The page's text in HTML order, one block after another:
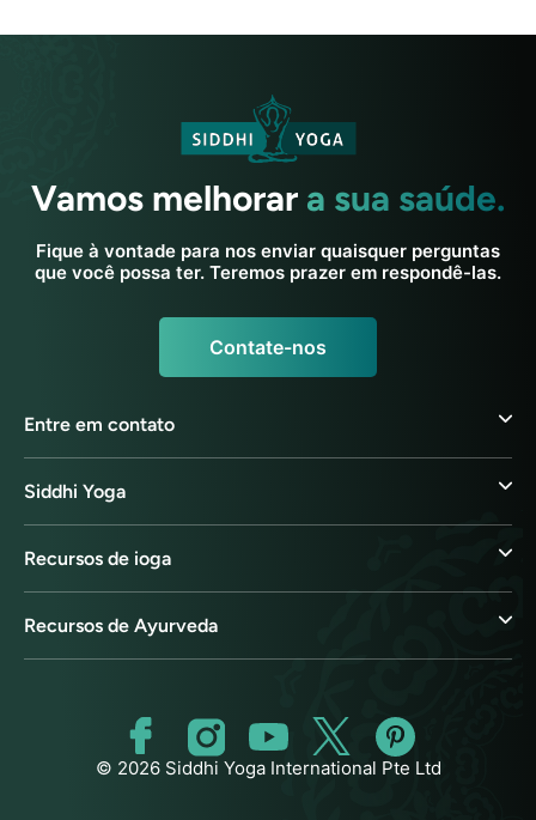
Vamos melhorar a sua saúde.
Fique à vontade para nos enviar quaisquer perguntas
que você possa ter. Teremos prazer em respondê-las.
Contate-nos
Entre em contato
Siddhi Yoga
Recursos de ioga
Recursos de Ayurveda
© 2026 Siddhi Yoga International Pte Ltd